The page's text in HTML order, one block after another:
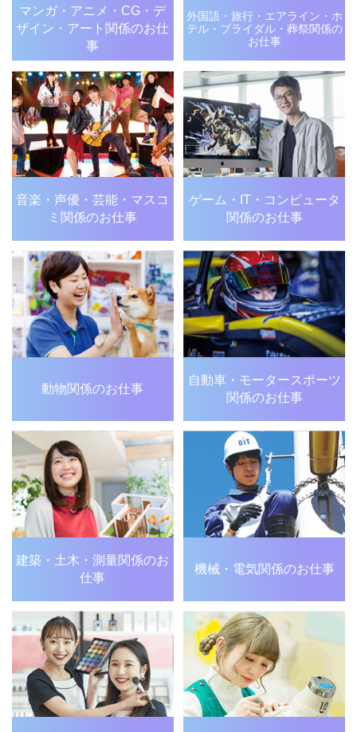
マンガ・アニメ・CG・デ
ザイン・アート関係のお仕
事
外国語・旅行・エアライン・ ホ
テル・ブライダル・ 葬祭関係の
お仕事
音楽・声優・芸能・ マスコ
ミ関係のお仕事
ゲーム・IT・ コンピュータ
関係のお仕事
動物関係のお仕事
自動車・モータースポーツ
関係のお仕事
建築・土木・測量関係のお
仕事
機械・電気関係のお仕事